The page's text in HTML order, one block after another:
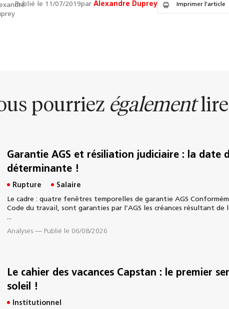
Publié le 11/07/2019par Alexandre Duprey Imprimer l'article
pourriez également
Garantie AGS et résiliation judiciaire : la date
déterminante !
Rupture
Salaire
Le cadre : quatre fenêtres temporelles de garantie AGS
Code du travail, sont garanties par l’AGS les créances résultant
...
Analyses — Publié le 06/08/2026
Le cahier des vacances Capstan : le premier
soleil !
Institutionnel